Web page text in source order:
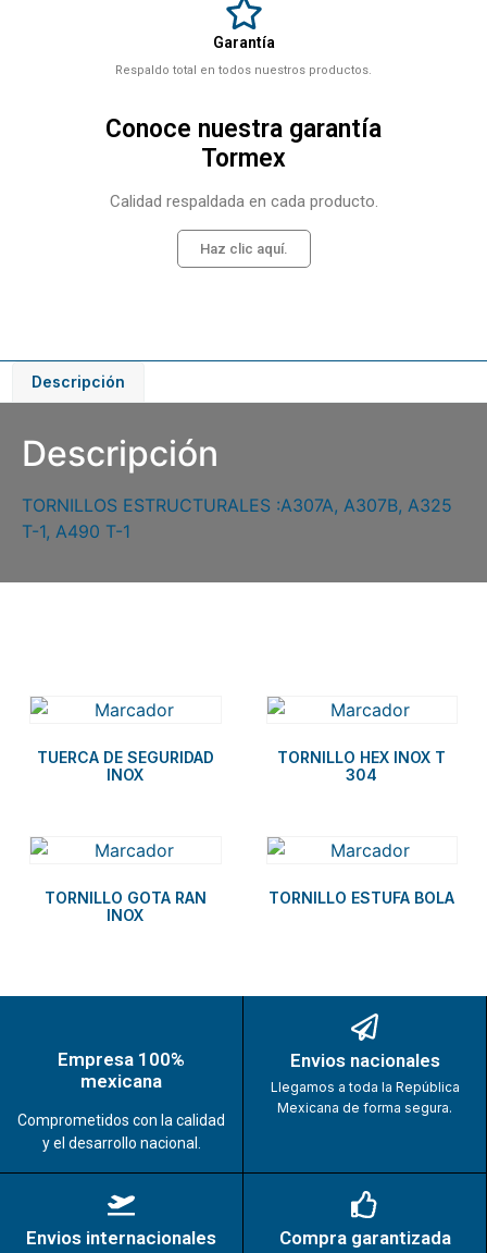
Garantía
Respaldo total en todos nuestros productos.
Conoce nuestra garantía
Tormex
Calidad respaldada en cada producto.
Haz clic aquí.
Descripción
Descripción
TORNILLOS ESTRUCTURALES :A307A, A307B, A325
T-1, A490 T-1
TUERCA DE SEGURIDAD
INOX
TORNILLO HEX INOX T
304
TORNILLO GOTA RAN
INOX
TORNILLO ESTUFA BOLA
Empresa 100%
mexicana
Comprometidos con la calidad
y el desarrollo nacional.
Envios nacionales
Llegamos a toda la República
Mexicana de forma segura.
Envios internacionales Compra garantizada